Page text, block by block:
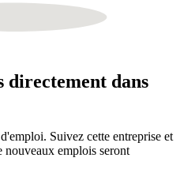
directement dans
Suivez cette entreprise et
nouveaux emplois seront